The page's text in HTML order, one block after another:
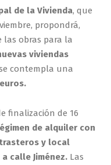
de la Vivienda, que
propondrá,
las obras para la
viviendas
contempla una
finalización de 16
de alquiler con
y local
calle Jiménez.Las